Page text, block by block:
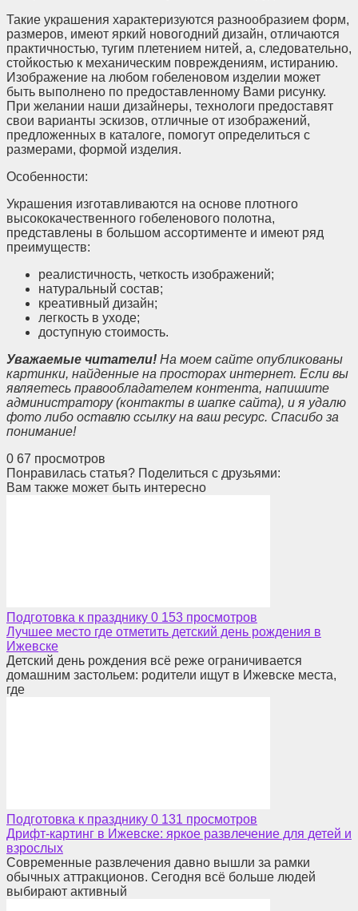
Такие украшения характеризуются разнообразием форм,
размеров, имеют яркий новогодний дизайн, отличаются
практичностью, тугим плетением нитей, а, следовательно,
стойкостью к механическим повреждениям, истиранию.
Изображение на любом гобеленовом изделии может
быть выполнено по предоставленному Вами рисунку.
При желании наши дизайнеры, технологи предоставят
свои варианты эскизов, отличные от изображений,
предложенных в каталоге, помогут определиться с
размерами, формой изделия.
Особенности:
Украшения изготавливаются на основе плотного
высококачественного гобеленового полотна,
представлены в большом ассортименте и имеют ряд
преимуществ:
реалистичность, четкость изображений;
натуральный состав;
креативный дизайн;
легкость в уходе;
доступную стоимость.
Уважаемые читатели! На моем сайте опубликованы
картинки, найденные на просторах интернет. Если вы
являетесь правообладателем контента, напишите
администратору (контакты в шапке сайта), и я удалю
фото либо оставлю ссылку на ваш ресурс. Спасибо за
понимание!
0 67 просмотров
Понравилась статья? Поделиться с друзьями:
Вам также может быть интересно
Подготовка к празднику 0 153 просмотров
Лучшее место где отметить детский день рождения в
Ижевске
Детский день рождения всё реже ограничивается
домашним застольем: родители ищут в Ижевске места,
где
Подготовка к празднику 0 131 просмотров
Дрифт-картинг в Ижевске: яркое развлечение для детей и
взрослых
Современные развлечения давно вышли за рамки
обычных аттракционов. Сегодня всё больше людей
выбирают активный